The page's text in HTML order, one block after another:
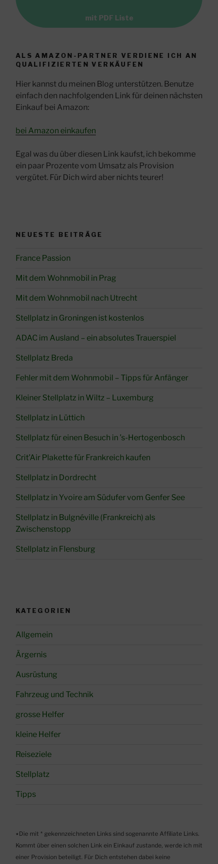
mit PDF Liste
ALS AMAZON-PARTNER VERDIENE ICH AN
QUALIFIZIERTEN VERKÄUFEN
Hier kannst du meinen Blog unterstützen. Benutze
einfach den nachfolgenden Link für deinen nächsten
Einkauf bei Amazon:
bei Amazon einkaufen
Egal was du über diesen Link kaufst, ich bekomme
ein paar Prozente vom Umsatz als Provision
vergütet. Für Dich wird aber nichts teurer!
NEUESTE BEITRÄGE
France Passion
Mit dem Wohnmobil in Prag
Mit dem Wohnmobil nach Utrecht
Stellplatz in Groningen ist kostenlos
ADAC im Ausland – ein absolutes Trauerspiel
Stellplatz Breda
Fehler mit dem Wohnmobil – Tipps für Anfänger
Kleiner Stellplatz in Wiltz – Luxemburg
Stellplatz in Lüttich
Stellplatz für einen Besuch in ’s-Hertogenbosch
Crit’Air Plakette für Frankreich kaufen
Stellplatz in Dordrecht
Stellplatz in Yvoire am Südufer vom Genfer See
Stellplatz in Bulgnéville (Frankreich) als
Zwischenstopp
Stellplatz in Flensburg
KATEGORIEN
Allgemein
Ärgernis
Ausrüstung
Fahrzeug und Technik
grosse Helfer
kleine Helfer
Reiseziele
Stellplatz
Tipps
٭Die mit * gekennzeichneten Links sind sogenannte Affiliate Links.
Kommt über einen solchen Link ein Einkauf zustande, werde ich mit
einer Provision beteiligt. Für Dich entstehen dabei keine